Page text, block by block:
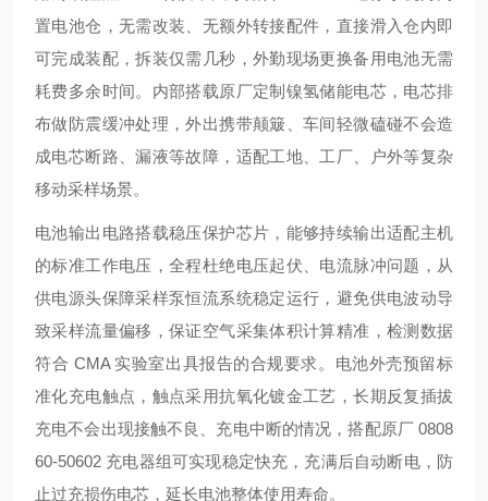
置电池仓，无需改装、无额外转接配件，直接滑入仓内即
可完成装配，拆装仅需几秒，外勤现场更换备用电池无需
耗费多余时间。内部搭载原厂定制镍氢储能电芯，电芯排
布做防震缓冲处理，外出携带颠簸、车间轻微磕碰不会造
成电芯断路、漏液等故障，适配工地、工厂、户外等复杂
移动采样场景。
电池输出电路搭载稳压保护芯片，能够持续输出适配主机
的标准工作电压，全程杜绝电压起伏、电流脉冲问题，从
供电源头保障采样泵恒流系统稳定运行，避免供电波动导
致采样流量偏移，保证空气采集体积计算精准，检测数据
符合 CMA 实验室出具报告的合规要求。电池外壳预留标
准化充电触点，触点采用抗氧化镀金工艺，长期反复插拔
充电不会出现接触不良、充电中断的情况，搭配原厂 0808
60-50602 充电器组可实现稳定快充，充满后自动断电，防
止过充损伤电芯，延长电池整体使用寿命。